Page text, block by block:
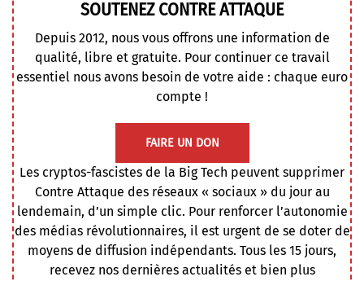
SOUTENEZ CONTRE ATTAQUE
Depuis 2012, nous vous offrons une information de
qualité, libre et gratuite. Pour continuer ce travail
essentiel nous avons besoin de votre aide : chaque euro
compte !
FAIRE UN DON
Les cryptos-fascistes de la Big Tech peuvent supprimer
Contre Attaque des réseaux « sociaux » du jour au
lendemain, d’un simple clic. Pour renforcer l’autonomie
des médias révolutionnaires, il est urgent de se doter de
moyens de diffusion indépendants. Tous les 15 jours,
recevez nos dernières actualités et bien plus